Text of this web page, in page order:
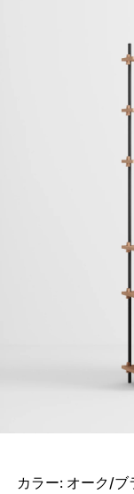
カラー: オーク/ブ